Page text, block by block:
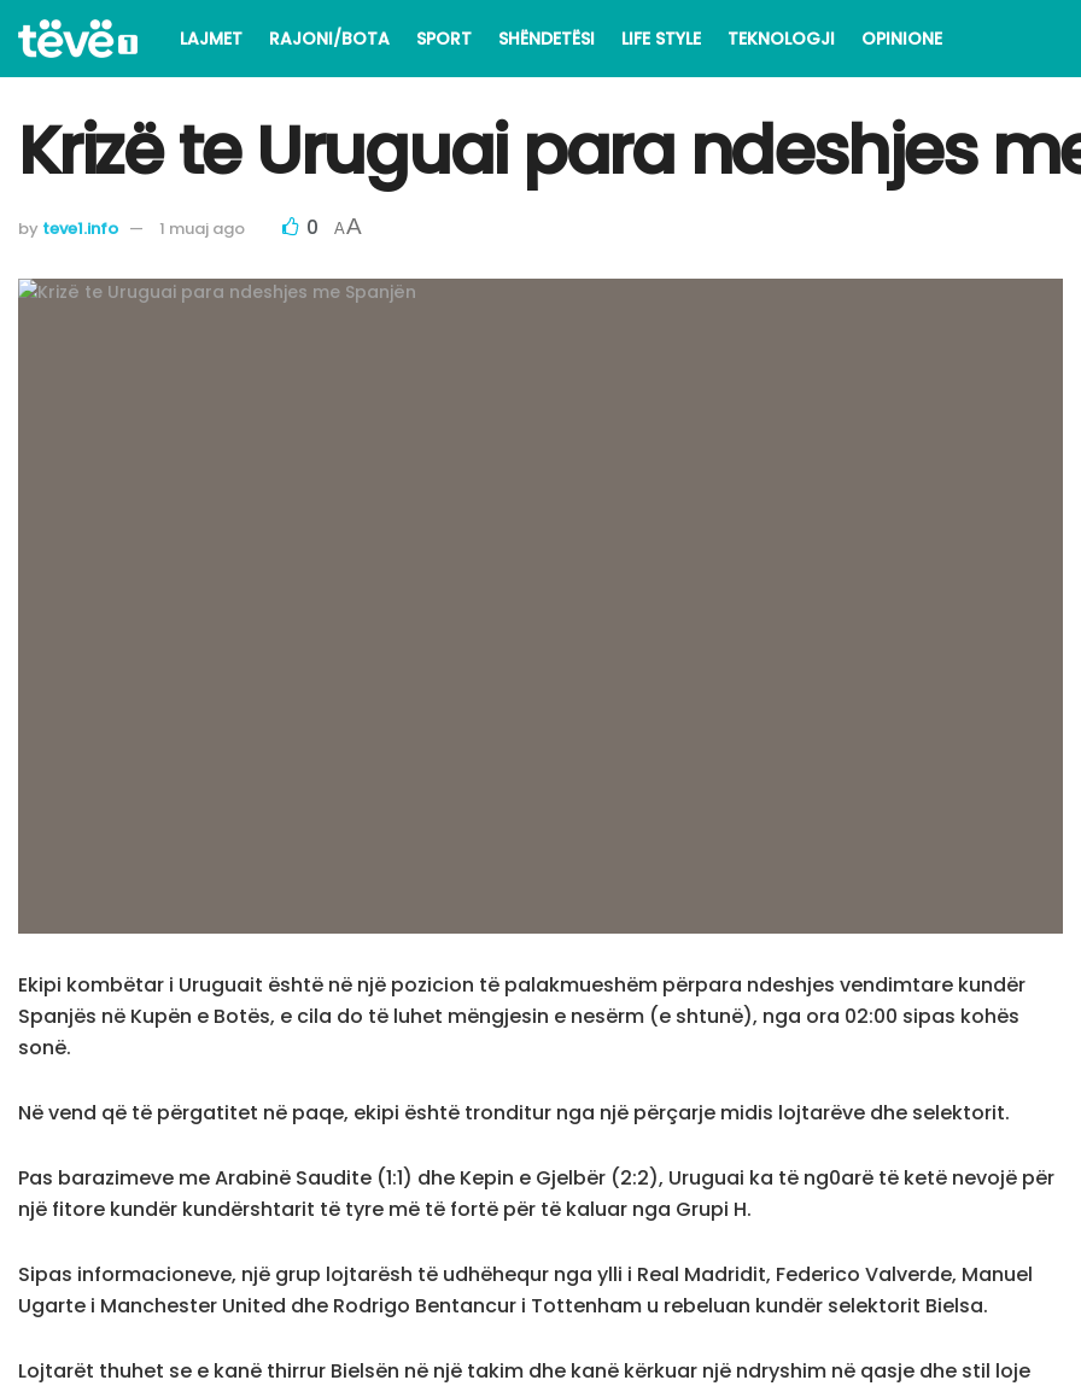
LAJMET RAJONI/BOTA SPORT SHËNDETËSI LIFE STYLE TEKNOLOGJI OPINIONE
Krizë te Uruguai para ndeshjes
by teve1.info 1 muaj ago 0 AA
Ekipi kombëtar i Uruguait është në një pozicion të palakmueshëm përpara ndeshjes vendimtare kundër
Spanjës në Kupën e Botës, e cila do të luhet mëngjesin e nesërm (e shtunë), nga ora 02:00 sipas kohës
sonë.
Në vend që të përgatitet në paqe, ekipi është tronditur nga një përçarje midis lojtarëve dhe selektorit.
Pas barazimeve me Arabinë Saudite (1:1) dhe Kepin e Gjelbër (2:2), Uruguai ka të ng0arë të ketë nevojë për
një fitore kundër kundërshtarit të tyre më të fortë për të kaluar nga Grupi H.
Sipas informacioneve, një grup lojtarësh të udhëhequr nga ylli i Real Madridit, Federico Valverde, Manuel
Ugarte i Manchester United dhe Rodrigo Bentancur i Tottenham u rebeluan kundër selektorit Bielsa.
Lojtarët thuhet se e kanë thirrur Bielsën në një takim dhe kanë kërkuar një ndryshim në qasje dhe stil loje